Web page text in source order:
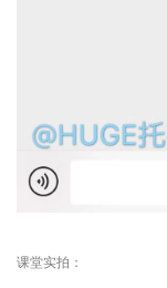
课堂实拍：